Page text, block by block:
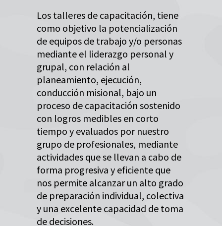
Los talleres de capacitación, tiene
como objetivo la potencialización
de equipos de trabajo y/o personas
mediante el liderazgo personal y
grupal, con relación al
planeamiento, ejecución,
conducción misional, bajo un
proceso de capacitación sostenido
con logros medibles en corto
tiempo y evaluados por nuestro
grupo de profesionales, mediante
actividades que se llevan a cabo de
forma progresiva y eficiente que
nos permite alcanzar un alto grado
de preparación individual, colectiva
y una excelente capacidad de toma
de decisiones.